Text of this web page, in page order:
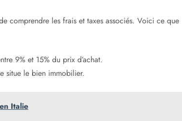
comprendre les frais et taxes associés. Voici ce que
9% et 15% du prix d’achat.
situe le bien immobilier.
Italie